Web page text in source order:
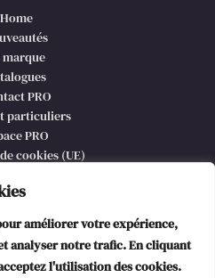
améliorer votre expérience,
analyser notre trafic. En cliquant
l'utilisation des cookies.
Home
marque
PRO
particuliers
PRO
cookies (UE)
Lilo, @copyright